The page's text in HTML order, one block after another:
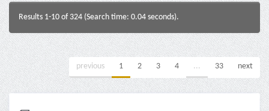
Results 1-10 of 324 (Search time: 0.04 seconds).
previous 1 2 3 4 ... 33 next